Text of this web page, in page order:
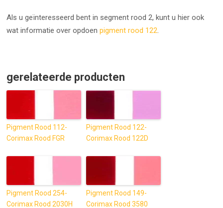
Als u geïnteresseerd bent in segment rood 2, kunt u hier ook
wat informatie over opdoen pigment rood 122.
gerelateerde producten
Pigment Rood 112-
Corimax Rood FGR
Pigment Rood 122-
Corimax Rood 122D
Pigment Rood 254-
Corimax Rood 2030H
Pigment Rood 149-
Corimax Rood 3580